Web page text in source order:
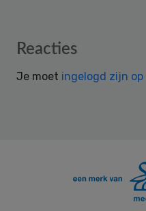
Reader
Reacties
Je moet ingelogd zijn op